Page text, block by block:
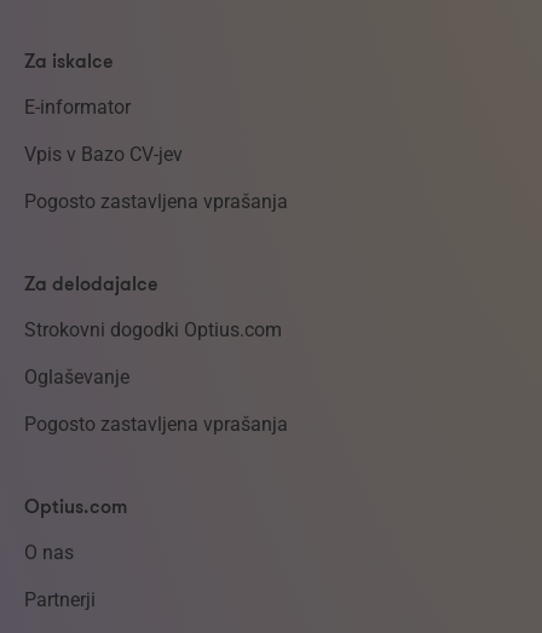
Za iskalce
E-informator
Vpis v Bazo CV-jev
Pogosto zastavljena vprašanja
Za delodajalce
Strokovni dogodki Optius.com
Oglaševanje
Pogosto zastavljena vprašanja
Optius.com
O nas
Partnerji